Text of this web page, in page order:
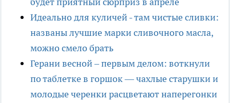
Идеально для куличей - там чистые сливки:
названы лучшие марки сливочного масла,
можно смело брать
Герани весной – первым делом: воткнули
по таблетке в горшок — чахлые старушки и
молодые черенки расцветают наперегонки